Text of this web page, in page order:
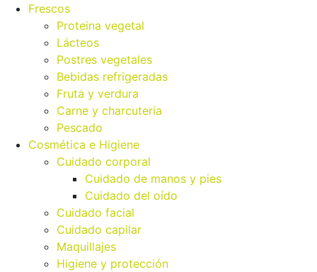
Frescos
Proteina vegetal
Lácteos
Postres vegetales
Bebidas refrigeradas
Fruta y verdura
Carne y charcuteria
Pescado
Cosmética e Higiene
Cuidado corporal
Cuidado de manos y pies
Cuidado del oído
Cuidado facial
Cuidado capilar
Maquillajes
Higiene y protección